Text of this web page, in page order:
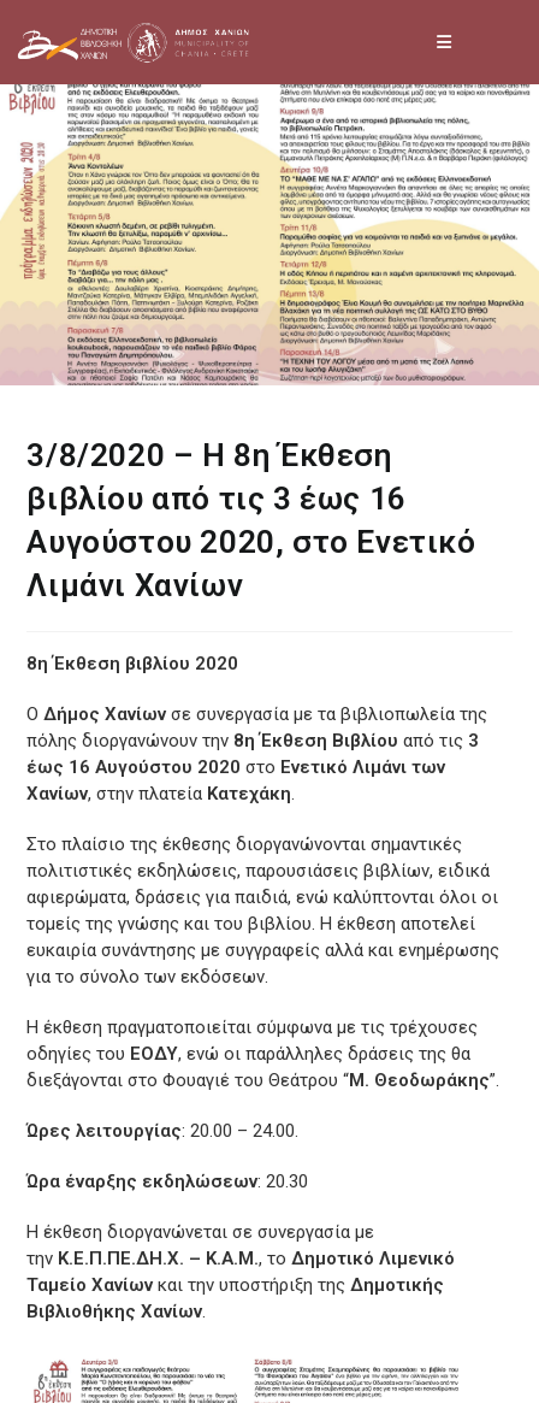
to
3/8/2020 – H 8η Έκθεση
βιβλίου από τις 3 έως 16
Αυγούστου 2020, στο Ενετικό
Λιμάνι Χανίων
8η Έκθεση βιβλίου 2020
ΟΔήμος Χανίων σε συνεργασία με τα βιβλιοπωλεία της
πόλης διοργανώνουν την 8η Έκθεση Βιβλίου από τις 3
έως 16 Αυγούστου 2020 στο Ενετικό Λιμάνι των
Χανίων, στην πλατεία Κατεχάκη.
Στο πλαίσιο της έκθεσης διοργανώνονται σημαντικές
πολιτιστικές εκδηλώσεις, παρουσιάσεις βιβλίων, ειδικά
αφιερώματα, δράσεις για παιδιά, ενώ καλύπτονται όλοι οι
τομείς της γνώσης και του βιβλίου. Η έκθεση αποτελεί
ευκαιρία συνάντησης με συγγραφείς αλλά και ενημέρωσης
για το σύνολο των εκδόσεων.
Η έκθεση πραγματοποιείται σύμφωνα με τις τρέχουσες
οδηγίες του ΕΟΔΥ, ενώ οι παράλληλες δράσεις της θα
διεξάγονται στο Φουαγιέ του Θεάτρου “Μ. Θεοδωράκης”.
Ώρες λειτουργίας: 20.00 – 24.00.
Ώρα έναρξης εκδηλώσεων: 20.30
Η έκθεση διοργανώνεται σε συνεργασία με
την Κ.Ε.Π.ΠΕ.ΔΗ.Χ. – Κ.Α.Μ., τοΔημοτικό Λιμενικό
Ταμείο Χανίων και την υποστήριξη τηςΔημοτικής
Βιβλιοθήκης Χανίων.